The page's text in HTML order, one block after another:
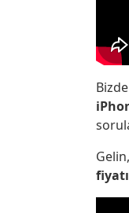
fiyatı